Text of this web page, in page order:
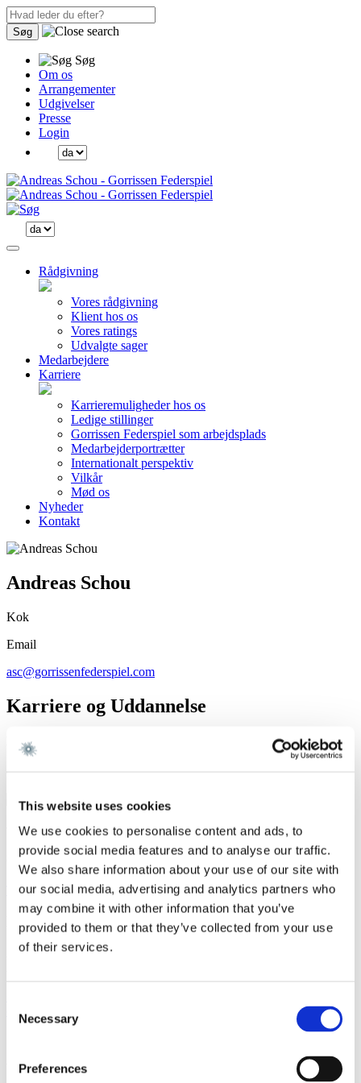
This website uses cookies
We use cookies to personalise content and ads, to
provide social media features and to analyse our traffic.
We also share information about your use of our site with
our social media, advertising and analytics partners who
may combine it with other information that you’ve
provided to them or that they’ve collected from your use
of their services.
Selection
Necessary
Preferences
Søg
Søg
Om os
Arrangementer
Udgivelser
Presse
Login
Rådgivning
Vores rådgivning
Klient hos os
Vores ratings
Udvalgte sager
Medarbejdere
Karriere
Karrieremuligheder hos os
Ledige stillinger
Gorrissen Federspiel som arbejdsplads
Medarbejderportrætter
Internationalt perspektiv
Vilkår
Mød os
Nyheder
Kontakt
Andreas Schou
Kok
Email
asc@gorrissenfederspiel.com
Karriere og Uddannelse
Karriere
Gorrissen Federspiel 2025 -
Vi er et førende dansk advokatfirma med
stærke internationale relationer.
Tilmeld dig nyheder og arrangementer
København
Axel Towers
contact@gorrissenfederspiel.com
Aarhus